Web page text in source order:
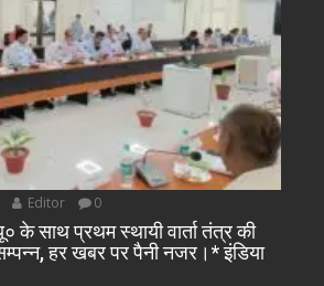
Editor 0
साथ प्रथम स्थायी वार्ता तंत्र की
हर खबर पर पैनी नजर।* इंडिया